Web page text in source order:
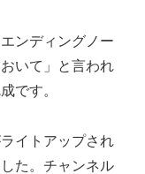
ンディングノー
いて」と言われ
です。
イトアップされ
た。チャンネル